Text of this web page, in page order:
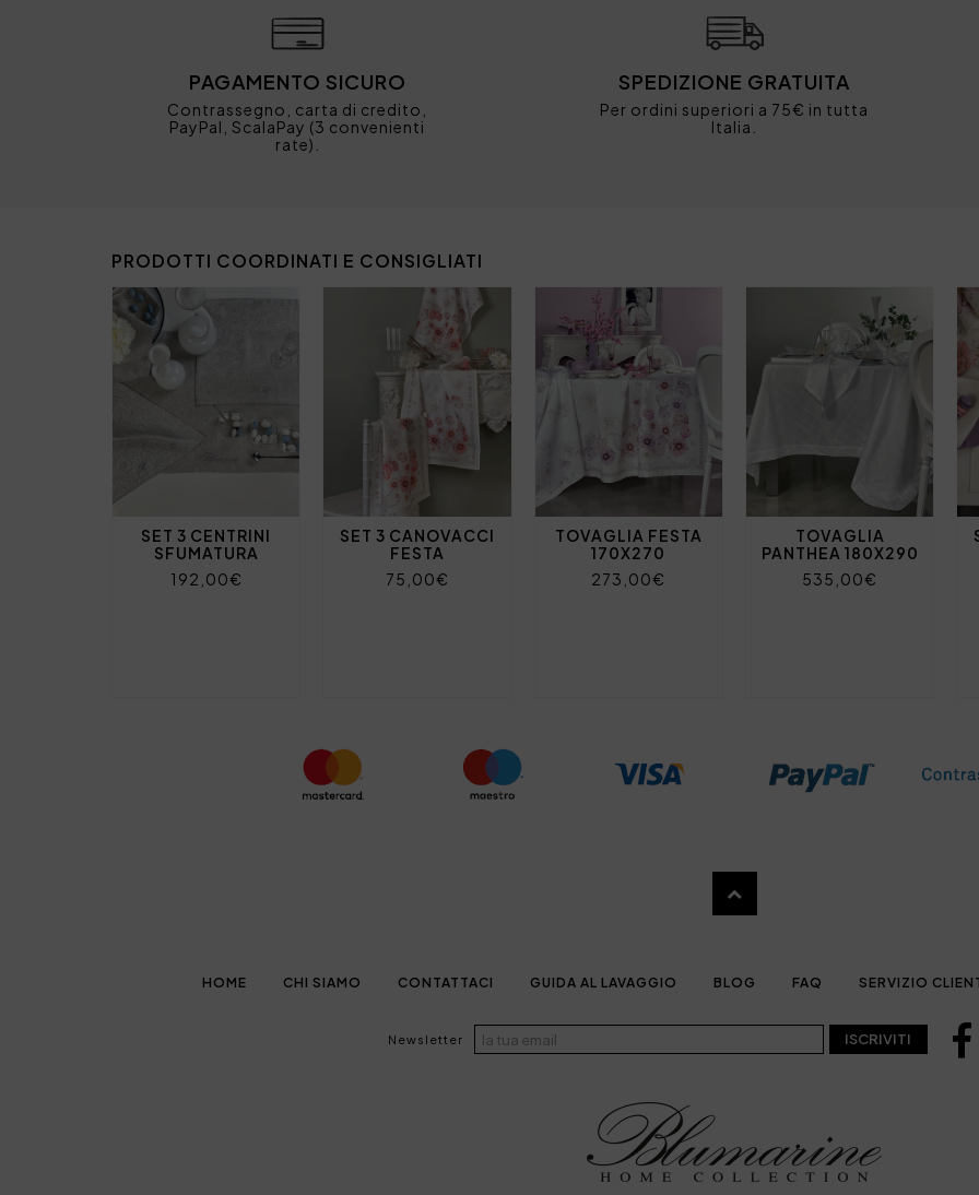
PAGAMENTO SICURO
Contrassegno, carta di credito,
PayPal, ScalaPay (3 convenienti
rate).
SPEDIZIONE GRATUITA
Per ordini superiori a 75€ in tutta
Italia.
PRODOTTI COORDINATI E CONSIGLIATI
SET 3 CENTRINI
SFUMATURA
192,00€
SET 3 CANOVACCI
FESTA
75,00€
TOVAGLIA FESTA
170X270
273,00€
TOVAGLIA
PANTHEA 180X290
535,00€
HOME CHI SIAMO CONTATTACI GUIDA AL LAVAGGIO BLOG FAQ SERVIZIO
Newsletter ISCRIVITI